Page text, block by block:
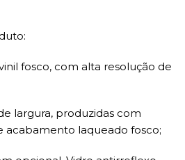
fosco, com alta resolução de
largura, produzidas com
acabamento laqueado fosco;